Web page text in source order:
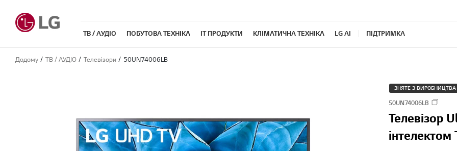
ТВ / АУДІО ПОБУТОВА ТЕХНІКА IT ПРОДУКТИ КЛІМАТИЧНА ТЕХНІКА LG AI ПІДТРИМКА
Додому ТВ / АУДІО Телевізори 50UN74006LB
ЗНЯТЕ З ВИРОБНИЦТВА
50UN74006LB
Телевізор
інтелектом